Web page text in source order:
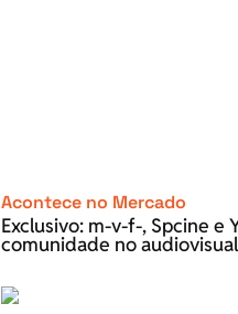
Acontece no Mercado
Exclusivo: m-v-f-, Spcine e
comunidade no audiovisual